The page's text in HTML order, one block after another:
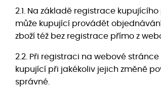
2.1. Na základě registrace
může kupující provádět
zboží též bez registrace přímo z
2.2. Při registraci na webové
kupující při jakékoliv jejich změně
správné.